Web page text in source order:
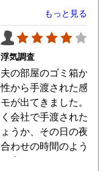
もっと見る
浮気調査
夫の部屋のゴミ箱から、
性から手渡された感じの
モが出てきました。おそ
く会社で手渡されたので
ょうか、その日の夜の待
合わせの時間のようなも
が書かれていました。こ